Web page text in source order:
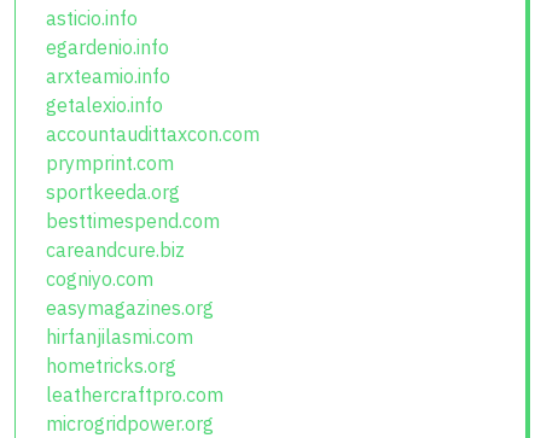
asticio.info
egardenio.info
arxteamio.info
getalexio.info
accountaudittaxcon.com
prymprint.com
sportkeeda.org
besttimespend.com
careandcure.biz
cogniyo.com
easymagazines.org
hirfanjilasmi.com
hometricks.org
leathercraftpro.com
microgridpower.org